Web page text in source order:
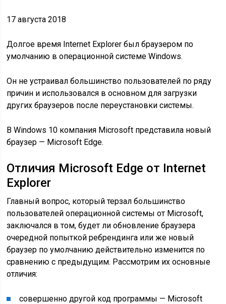
17 августа 2018
Долгое время Internet Explorer был браузером по
умолчанию в операционной системе Windows.
Он не устраивал большинство пользователей по ряду
причин и использовался в основном для загрузки
других браузеров после переустановки системы.
В Windows 10 компания Microsoft представила новый
браузер — Microsoft Edge.
Отличия Microsoft Edge от Internet
Explorer
Главный вопрос, который терзал большинство
пользователей операционной системы от Microsoft,
заключался в том, будет ли обновление браузера
очередной попыткой ребрендинга или же новый
браузер по умолчанию действительно изменится по
сравнению с предыдущим. Рассмотрим их основные
отличия:
совершенно другой код программы — Microsoft